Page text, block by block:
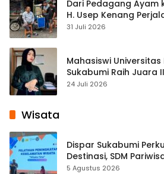
Dari Pedagang Ayam
H. Usep Kenang
Cisaat
31 Juli 2026
Mahasiswi
Sukabumi Raih Juara
Pembelajaran Digital
24 Juli 2026
Wisata
Dispar Sukabumi
Destinasi, SDM
hingga Teknik Evakuasi
5 Agustus 2026